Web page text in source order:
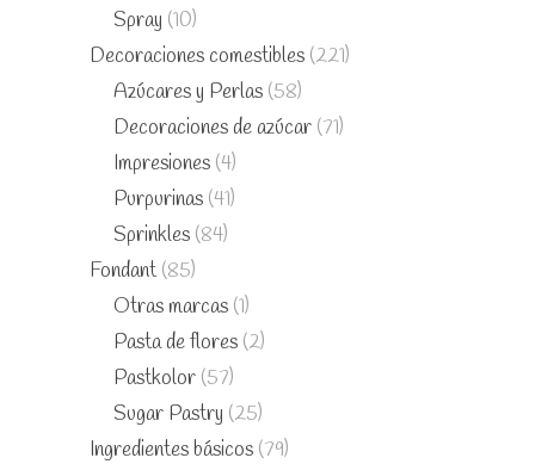
Spray (10)
Decoraciones comestibles (221)
Azúcares y Perlas (58)
Decoraciones de azúcar (71)
Impresiones (4)
Purpurinas (41)
Sprinkles (84)
Fondant (85)
Otras marcas (1)
Pasta de flores (2)
Pastkolor (57)
Sugar Pastry (25)
Ingredientes básicos (79)